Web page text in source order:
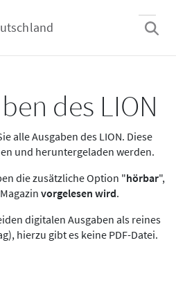
des LION
alle Ausgaben des LION. Diese
und heruntergeladen werden.
die zusätzliche Option "hörbar",
vorgelesen wird.
digitalen Ausgaben als reines
hierzu gibt es keine PDF-Datei.